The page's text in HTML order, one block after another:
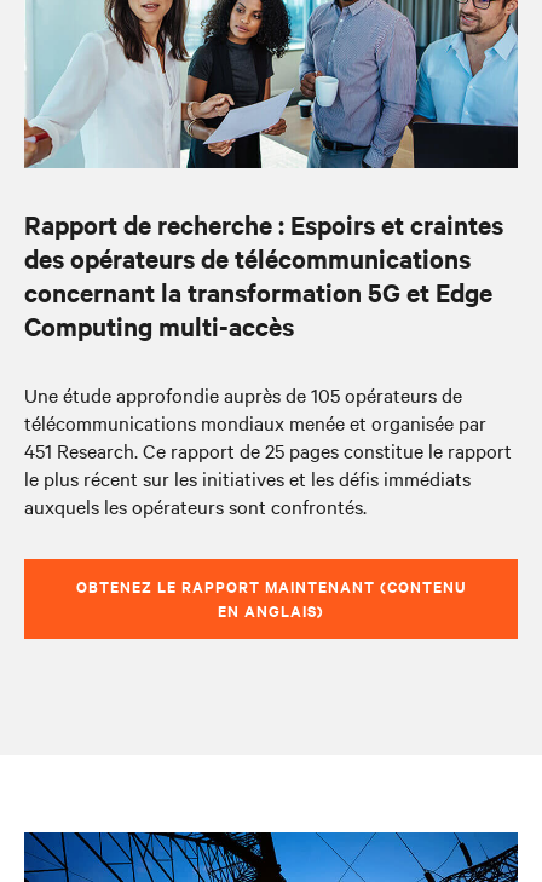
Rapport de recherche : Espoirs et craintes
des opérateurs de télécommunications
concernant la transformation 5G et Edge
Computing multi-accès
Une étude approfondie auprès de 105 opérateurs de
télécommunications mondiaux menée et organisée par
451 Research. Ce rapport de 25 pages constitue le rapport
le plus récent sur les initiatives et les défis immédiats
auxquels les opérateurs sont confrontés.
OBTENEZ LE RAPPORT MAINTENANT (CONTENU
EN ANGLAIS)